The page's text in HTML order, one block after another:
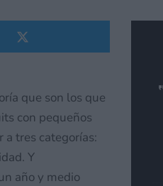
que son los que
con pequeños
a tres categorías:
Y
año y medio